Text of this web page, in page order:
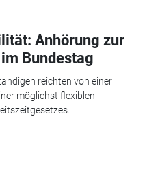
Anhörung zur
Bundestag
reichten von einer
möglichst flexiblen